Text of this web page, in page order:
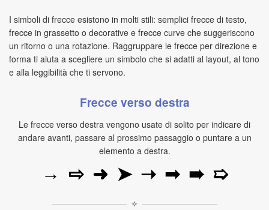
I simboli di frecce esistono in molti stili: semplici frecce di testo,
frecce in grassetto o decorative e frecce curve che suggeriscono
un ritorno o una rotazione. Raggruppare le frecce per direzione e
forma ti aiuta a scegliere un simbolo che si adatti al layout, al tono
e alla leggibilità che ti servono.
Frecce verso destra
Le frecce verso destra vengono usate di solito per indicare di
andare avanti, passare al prossimo passaggio o puntare a un
elemento a destra.
→ ⇨ ➜ ➤ ➝ ➟ ➠ ➯
✧